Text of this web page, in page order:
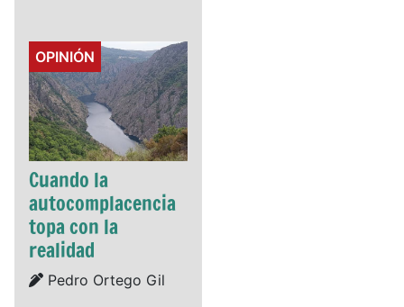
Details
OPINIÓN
Cuando la
autocomplacencia
topa con la
realidad
Details
Pedro Ortego Gil